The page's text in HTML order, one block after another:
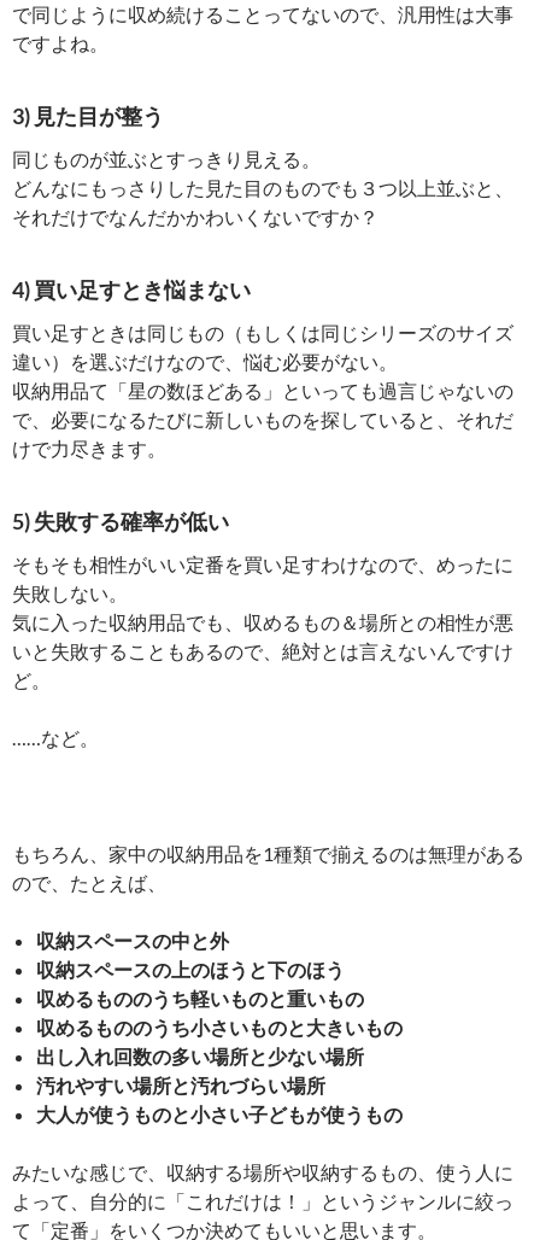
で同じように収め続けることってないので、汎用性は大事
ですよね。
3) 見た目が整う
同じものが並ぶとすっきり見える。
どんなにもっさりした見た目のものでも３つ以上並ぶと、
それだけでなんだかかわいくないですか？
4) 買い足すとき悩まない
買い足すときは同じもの（もしくは同じシリーズのサイズ
違い）を選ぶだけなので、悩む必要がない。
収納用品て「星の数ほどある」といっても過言じゃないの
で、必要になるたびに新しいものを探していると、それだ
けで力尽きます。
5) 失敗する確率が低い
そもそも相性がいい定番を買い足すわけなので、めったに
失敗しない。
気に入った収納用品でも、収めるもの＆場所との相性が悪
いと失敗することもあるので、絶対とは言えないんですけ
ど。
……など。
もちろん、家中の収納用品を1種類で揃えるのは無理がある
ので、たとえば、
収納スペースの中と外
収納スペースの上のほうと下のほう
収めるもののうち軽いものと重いもの
収めるもののうち小さいものと大きいもの
出し入れ回数の多い場所と少ない場所
汚れやすい場所と汚れづらい場所
大人が使うものと小さい子どもが使うもの
みたいな感じで、収納する場所や収納するもの、使う人に
よって、自分的に「これだけは！」というジャンルに絞っ
て「定番」をいくつか決めてもいいと思います。